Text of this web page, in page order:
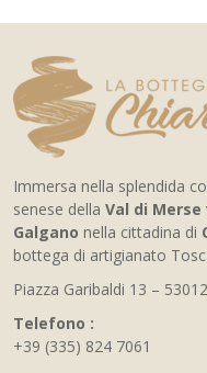
Immersa nella splendida
senese della Val di Merse
Galgano nella cittadina di
bottega di artigianato
Piazza Garibaldi 13 –
Telefono :
+39 (335) 824 7061